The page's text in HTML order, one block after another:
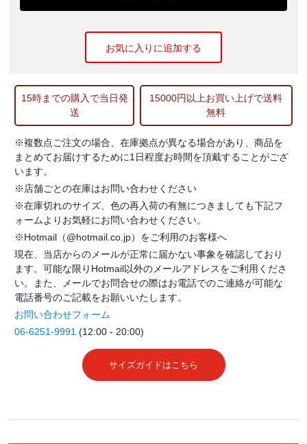
お気に入りに追加する
15時までの購入で当日発
送
15000円以上お買い上げで送料
無料
※複数点ご注文の場合、在庫拠点が異なる場合があり、商品を
まとめてお届けするために1日程度お時間を頂戴することがござ
います。
※店舗ごとの在庫はお問い合わせください
※在庫切れのサイズ、色の再入荷の有無につきましても下記フ
ォームよりお気軽にお問い合わせください。
※Hotmail（@hotmail.co.jp）をご利用のお客様へ
現在、当店からのメールが正常に届かない事象を確認しており
ます。可能な限りHotmail以外のメールアドレスをご利用くださ
い。また、メールでお問合せの際はお電話でのご連絡が可能な
電話番号のご記載をお願いいたします。
お問い合わせフォーム
06-6251-9991 (12:00 - 20:00)
サイズガイドはこちら